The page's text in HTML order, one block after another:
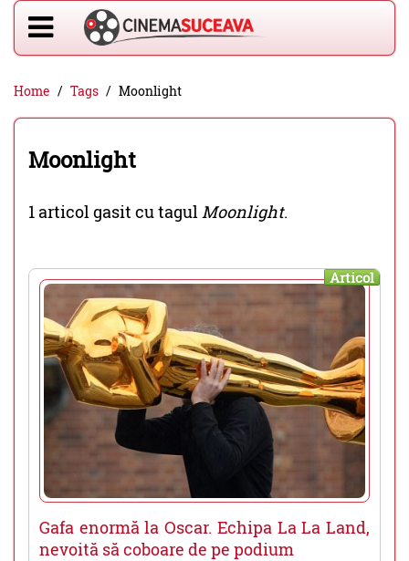
Home Tags Moonlight
Moonlight
1 articol gasit cu tagulMoonlight.
Articol
Gafa enormă la Oscar. Echipa La La Land,
nevoită să coboare de pe podium